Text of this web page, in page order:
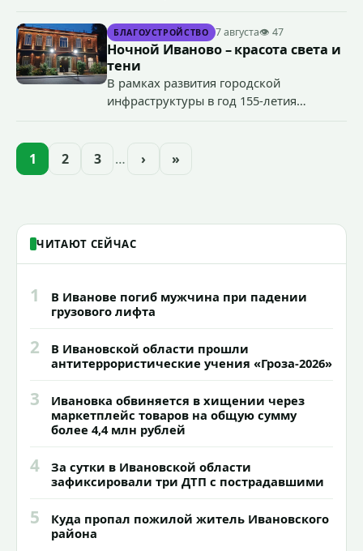
террористического акта на объекте
органов государственной власти.
«Гроза-2026».
БЛАГОУСТРОЙСТВО 7 августа👁 47
Ночной Иваново – красота света и
тени
В рамках развития городской
инфраструктуры в год 155-летия
проекта подсветки исторических
1 2 3 … › »
ЧИТАЮТ СЕЙЧАС
1
В Иванове погиб мужчина при падении
грузового лифта
2
В Ивановской области прошли
антитеррористические учения «Гроза-2026»
3
Ивановка обвиняется в хищении через
маркетплейс товаров на общую сумму
более 4,4 млн рублей
4
За сутки в Ивановской области
зафиксировали три ДТП с пострадавшими
5
Куда пропал пожилой житель Ивановского
района